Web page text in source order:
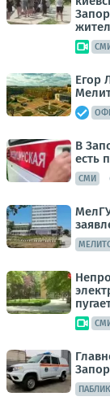
СМИ
Егор
В
есть
СМИ
СМИ